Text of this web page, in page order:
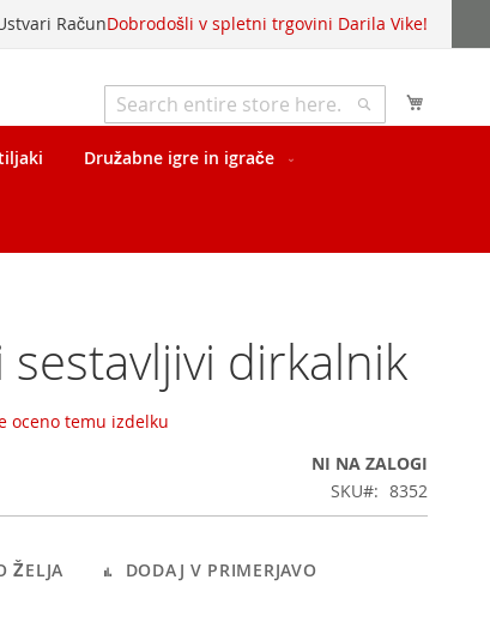
Dobrodošli v spletni trgovini Darila Vike!
Račun
Išči
Išči
Družabne igre in igrače
sestavljivi dirkalnik
oceno temu izdelku
NI NA ZALOGI
SKU
8352
ŽELJA
DODAJ V PRIMERJAVO